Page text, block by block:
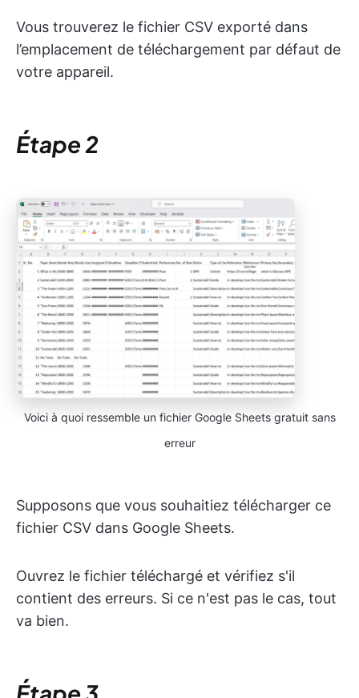
Vous trouverez le fichier CSV exporté dans
l’emplacement de téléchargement par défaut de
votre appareil.
Étape 2
Voici à quoi ressemble un fichier Google Sheets gratuit sans
erreur
Supposons que vous souhaitiez télécharger ce
fichier CSV dans Google Sheets.
Ouvrez le fichier téléchargé et vérifiez s'il
contient des erreurs. Si ce n'est pas le cas, tout
va bien.